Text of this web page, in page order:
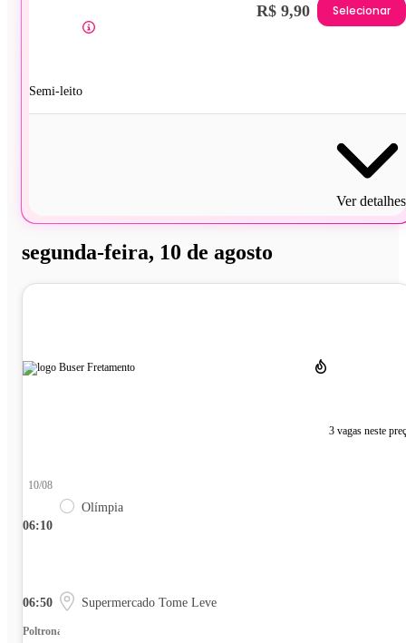
Semi-leito
R$ 9,90 Selecionar
Ver detalhes
segunda-feira, 10 de agosto
3 vagas neste
06:10
10/08
Olímpia
06:50 Supermercado Tome Leve
Poltrona